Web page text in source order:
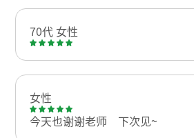
70代 女性
女性
今天也谢谢老师 下次见~